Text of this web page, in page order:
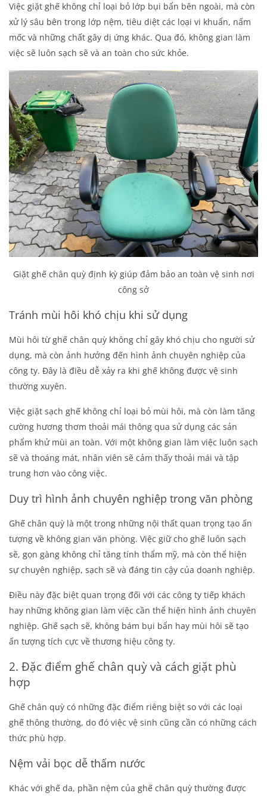
Việc giặt ghế không chỉ loại bỏ lớp bụi bẩn bên ngoài, mà còn
xử lý sâu bên trong lớp nệm, tiêu diệt các loại vi khuẩn, nấm
mốc và những chất gây dị ứng khác. Qua đó, không gian làm
việc sẽ luôn sạch sẽ và an toàn cho sức khỏe.
Giặt ghế chân quỳ định kỳ giúp đảm bảo an toàn vệ sinh nơi
công sở
Tránh mùi hôi khó chịu khi sử dụng
Mùi hôi từ ghế chân quỳ không chỉ gây khó chịu cho người sử
dụng, mà còn ảnh hưởng đến hình ảnh chuyên nghiệp của
công ty. Đây là điều dễ xảy ra khi ghế không được vệ sinh
thường xuyên.
Việc giặt sạch ghế không chỉ loại bỏ mùi hôi, mà còn làm tăng
cường hương thơm thoải mái thông qua sử dụng các sản
phẩm khử mùi an toàn. Với một không gian làm việc luôn sạch
sẽ và thoáng mát, nhân viên sẽ cảm thấy thoải mái và tập
trung hơn vào công việc.
Duy trì hình ảnh chuyên nghiệp trong văn phòng
Ghế chân quỳ là một trong những nội thất quan trọng tạo ấn
tượng về không gian văn phòng. Việc giữ cho ghế luôn sạch
sẽ, gọn gàng không chỉ tăng tính thẩm mỹ, mà còn thể hiện
sự chuyên nghiệp, sạch sẽ và đáng tin cậy của doanh nghiệp.
Điều này đặc biệt quan trọng đối với các công ty tiếp khách
hay những không gian làm việc cần thể hiện hình ảnh chuyên
nghiệp. Ghế sạch sẽ, không bám bụi bẩn hay mùi hôi sẽ tạo
ấn tượng tích cực về thương hiệu công ty.
2. Đặc điểm ghế chân quỳ và cách giặt phù
hợp
Ghế chân quỳ có những đặc điểm riêng biệt so với các loại
ghế thông thường, do đó việc vệ sinh cũng cần có những cách
thức phù hợp.
Nệm vải bọc dễ thấm nước
Khác với ghế da, phần nệm của ghế chân quỳ thường được